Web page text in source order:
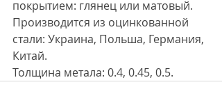
покрытием: глянец или матовый.
Производится из оцинкованной
стали: Украина, Польша, Германия,
Китай.
Толщина метала: 0.4, 0.45, 0.5.